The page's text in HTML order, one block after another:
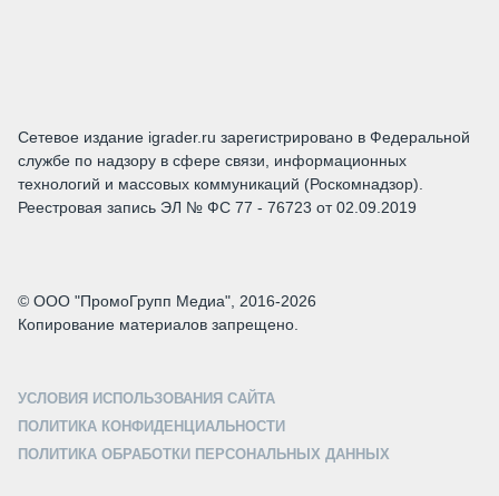
Сетевое издание igrader.ru зарегистрировано в Федеральной
службе по надзору в сфере связи, информационных
технологий и массовых коммуникаций (Роскомнадзор).
Реестровая запись ЭЛ № ФС 77 - 76723 от 02.09.2019
© ООО "ПромоГрупп Медиа", 2016-2026
Копирование материалов запрещено.
УСЛОВИЯ ИСПОЛЬЗОВАНИЯ САЙТА
ПОЛИТИКА КОНФИДЕНЦИАЛЬНОСТИ
ПОЛИТИКА ОБРАБОТКИ ПЕРСОНАЛЬНЫХ ДАННЫХ